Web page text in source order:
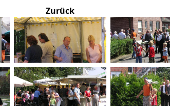
Zurück